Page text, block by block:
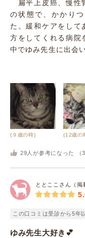
扁平上皮癌、慢性
の状態で、かかり
た。緩和ケアをして
方をしてくれる病院
中でゆみ先生に出会
(９歳の時) (12歳の
29 人が参考になった （
ととここさん（掲
この口コミは受診から5年
ゆみ先生大好き💕